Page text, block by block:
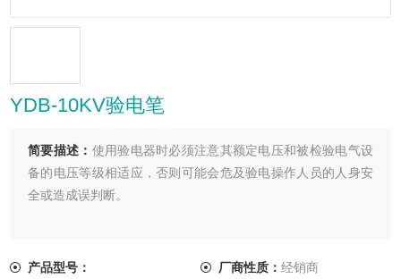
YDB-10KV验电笔
简要描述： 使用验电器时必须注意其额定电压和被检验电气设
备的电压等级相适应，否则可能会危及验电操作人员的人身安
全或造成误判断。
产品型号： 厂商性质： 经销商